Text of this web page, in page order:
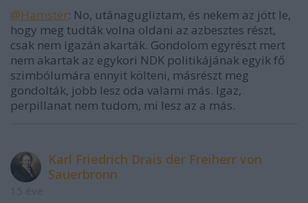
@Hamster: No, utánagugliztam, és nekem az jött le,
hogy meg tudták volna oldani az azbesztes részt,
csak nem igazán akarták. Gondolom egyrészt mert
nem akartak az egykori NDK politikájának egyik fő
szimbólumára ennyit költeni, másrészt meg
gondolták, jobb lesz oda valami más. Igaz,
perpillanat nem tudom, mi lesz az a más.
Karl Friedrich Drais der Freiherr von
Sauerbronn